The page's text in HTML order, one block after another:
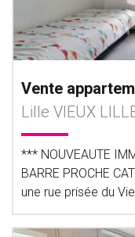
Vente
Lille VIEUX
*** NOUVEAUTE
BARRE PROCHE
une rue prisée du